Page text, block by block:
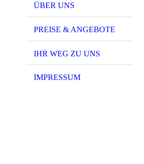
ÜBER UNS
PREISE & ANGEBOTE
IHR WEG ZU UNS
IMPRESSUM